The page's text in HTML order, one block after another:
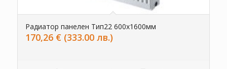
Радиатор панелен Тип22 600х1600мм
170,26 € (333.00 лв.)